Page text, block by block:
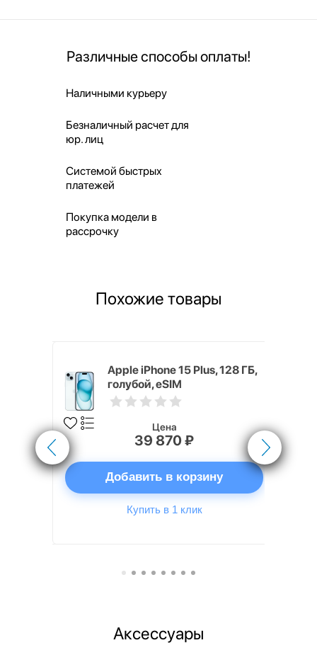
Различные способы оплаты!
Наличными курьеру
Безналичный расчет для
юр. лиц
Системой быстрых
платежей
Покупка модели в
рассрочку
Похожие товары
Apple iPhone 15 Plus, 128 ГБ,
голубой, eSIM
Цена
39 870 ₽
Добавить в корзину
Купить в 1 клик
Аксессуары